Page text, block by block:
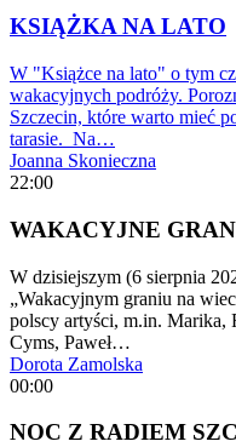
KSIĄŻKA NA LATO
W "Książce na lato" o tym
wakacyjnych podróży.
Szczecin, które warto mieć
tarasie. Na…
Joanna Skonieczna
22:00
WAKACYJNE
W dzisiejszym (6 sierpnia
„Wakacyjnym graniu na
polscy artyści, m.in. Marika,
Cyms, Paweł…
Dorota Zamolska
00:00
NOC Z RADIEM